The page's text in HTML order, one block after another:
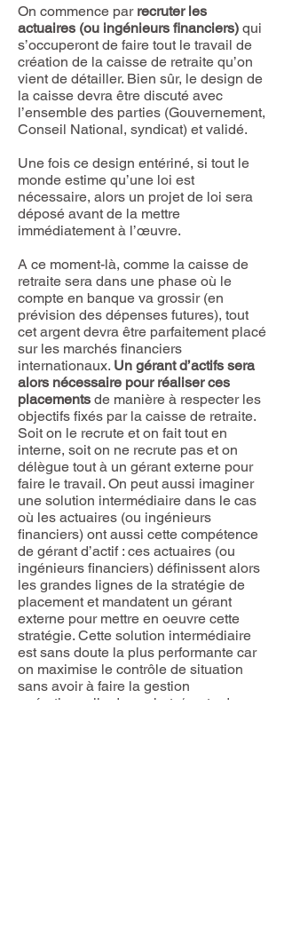
On commence par recruter les
actuaires (ou ingénieurs financiers) qui
s’occuperont de faire tout le travail de
création de la caisse de retraite qu’on
vient de détailler. Bien sûr, le design de
la caisse devra être discuté avec
l’ensemble des parties (Gouvernement,
Conseil National, syndicat) et validé.
Une fois ce design entériné, si tout le
monde estime qu’une loi est
nécessaire, alors un projet de loi sera
déposé avant de la mettre
immédiatement à l’œuvre.
A ce moment-là, comme la caisse de
retraite sera dans une phase où le
compte en banque va grossir (en
prévision des dépenses futures), tout
cet argent devra être parfaitement placé
sur les marchés financiers
internationaux. Un gérant d’actifs sera
alors nécessaire pour réaliser ces
placements de manière à respecter les
objectifs fixés par la caisse de retraite.
Soit on le recrute et on fait tout en
interne, soit on ne recrute pas et on
délègue tout à un gérant externe pour
faire le travail. On peut aussi imaginer
une solution intermédiaire dans le cas
où les actuaires (ou ingénieurs
financiers) ont aussi cette compétence
de gérant d’actif : ces actuaires (ou
ingénieurs financiers) définissent alors
les grandes lignes de la stratégie de
placement et mandatent un gérant
externe pour mettre en oeuvre cette
stratégie. Cette solution intermédiaire
est sans doute la plus performante car
on maximise le contrôle de situation
sans avoir à faire la gestion
opérationnelle des achats/vente de